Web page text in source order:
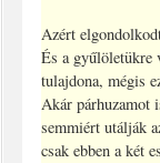
Azért
És a gyűlöletükre
tulajdona, mégis
Akár párhuzamot
semmiért utálják
csak ebben a két